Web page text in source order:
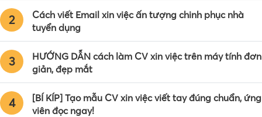
2
Cách viết Email xin việc ấn tượng chinh phục nhà
tuyển dụng
3
HƯỚNG DẪN cách làm CV xin việc trên máy tính đơn
giản, đẹp mắt
4
[BÍ KÍP] Tạo mẫu CV xin việc viết tay đúng chuẩn, ứng
viên đọc ngay!